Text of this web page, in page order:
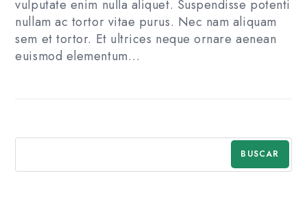
vulputate enim nulla aliquet. Suspendisse potenti
nullam ac tortor vitae purus. Nec nam aliquam
sem et tortor. Et ultrices neque ornare aenean
euismod elementum…
BUSCAR